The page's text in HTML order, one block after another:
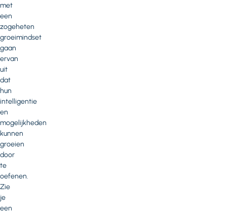
met
een
zogeheten
groeimindset
gaan
ervan
uit
dat
hun
intelligentie
en
mogelijkheden
kunnen
groeien
door
te
oefenen.
Zie
je
een